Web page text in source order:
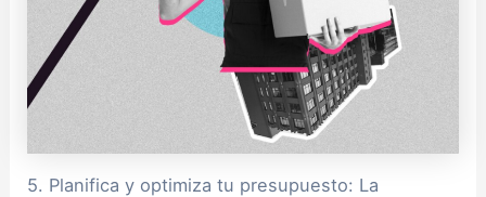
5. Planifica y optimiza tu presupuesto: La